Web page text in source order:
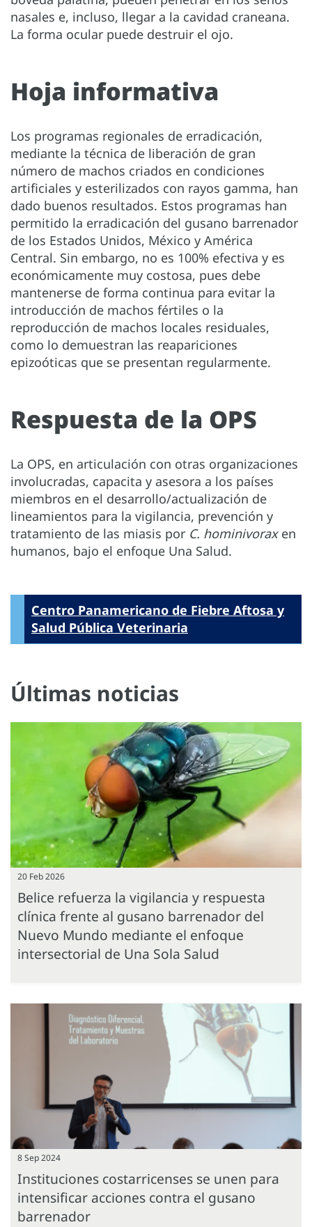
nasales e, incluso, llegar a la cavidad craneana.
La forma ocular puede destruir el ojo.
Hoja informativa
Los programas regionales de erradicación,
mediante la técnica de liberación de gran
número de machos criados en condiciones
artificiales y esterilizados con rayos gamma, han
dado buenos resultados. Estos programas han
permitido la erradicación del gusano barrenador
de los Estados Unidos, México y América
Central. Sin embargo, no es 100% efectiva y es
económicamente muy costosa, pues debe
mantenerse de forma continua para evitar la
introducción de machos fértiles o la
reproducción de machos locales residuales,
como lo demuestran las reapariciones
epizoóticas que se presentan regularmente.
Respuesta de la OPS
La OPS, en articulación con otras organizaciones
involucradas, capacita y asesora a los países
miembros en el desarrollo/actualización de
lineamientos para la vigilancia, prevención y
tratamiento de las miasis por C. hominivorax en
humanos, bajo el enfoque Una Salud.
Centro Panamericano de Fiebre Aftosa y
Salud Pública Veterinaria
Últimas noticias
20 Feb 2026
Belice refuerza la vigilancia y respuesta
clínica frente al gusano barrenador del
Nuevo Mundo mediante el enfoque
intersectorial de Una Sola Salud
8 Sep 2024
Instituciones costarricenses se unen para
intensificar acciones contra el gusano
barrenador